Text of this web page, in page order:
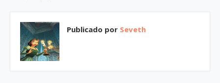
Publicado por Seveth